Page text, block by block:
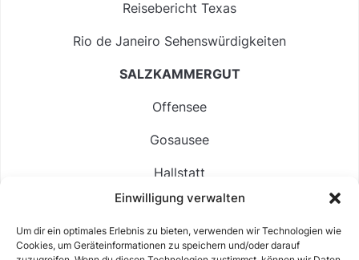
Einwilligung verwalten
Um dir ein optimales Erlebnis zu bieten, verwenden wir Technologien wie
Cookies, um Geräteinformationen zu speichern und/oder darauf
Reisebericht Texas
Rio de Janeiro Sehenswürdigkeiten
SALZKAMMERGUT
Offensee
Gosausee
Hallstatt
Langbathsee
Altausseer See